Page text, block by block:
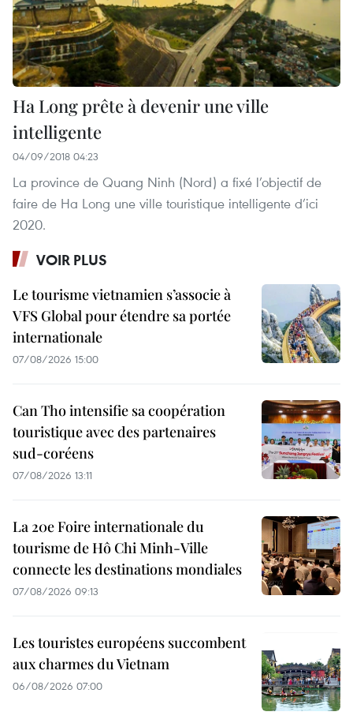
Ha Long prête à devenir une ville
intelligente
04/09/2018 04:23
La province de Quang Ninh (Nord) a fixé l’objectif de
faire de Ha Long une ville touristique intelligente d’ici
2020.
VOIR PLUS
Le tourisme vietnamien s’associe à
VFS Global pour étendre sa portée
internationale
07/08/2026 15:00
Can Tho intensifie sa coopération
touristique avec des partenaires
sud-coréens
07/08/2026 13:11
La 20e Foire internationale du
tourisme de Hô Chi Minh-Ville
connecte les destinations mondiales
07/08/2026 09:13
Les touristes européens succombent
aux charmes du Vietnam
06/08/2026 07:00